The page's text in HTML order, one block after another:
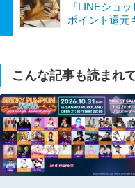
『LINEショ
ポイント還元
こんな記事も読まれ